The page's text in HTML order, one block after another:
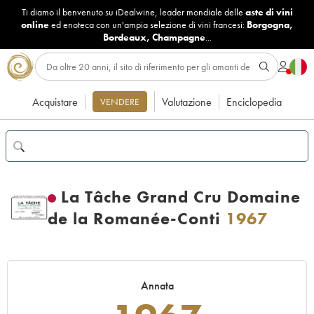
Ti diamo il benvenuto su iDealwine, leader mondiale delle aste di vini
onlineed enoteca con un'ampia selezione di vini francesi: Borgogna,
Bordeaux, Champagne...
Acquistare VENDERE Valutazione Enciclopedia
La Tâche Grand Cru Domaine
de la Romanée-Conti 1967
Annata